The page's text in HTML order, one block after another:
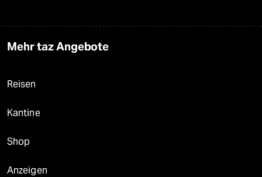
Mehr taz Angebote
Reisen
Kantine
Shop
Anzeigen